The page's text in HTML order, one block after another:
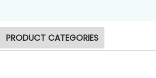
PRODUCT CATEGORIES